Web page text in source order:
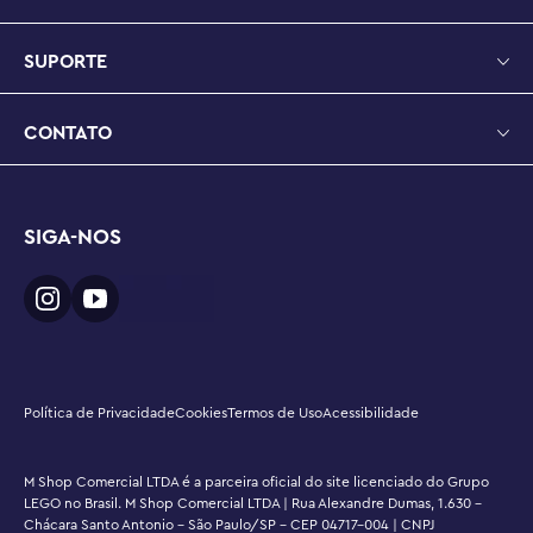
usando instruções em 3D, acompanhar seu progresso e
salvar todos os seus conjuntos dentro do aplicativo.
cm de altura, 26 cm de largura e 39 cm de profundidade.
SUPORTE
CONTATO
SIGA-NOS
Política de PrivacidadeCookiesTermos de UsoAcessibilidade
M Shop Comercial LTDA é a parceira oficial do site licenciado do Grupo
LEGO no Brasil. M Shop Comercial LTDA | Rua Alexandre Dumas, 1.630 -
Chácara Santo Antonio - São Paulo/SP - CEP 04717-004 | CNPJ